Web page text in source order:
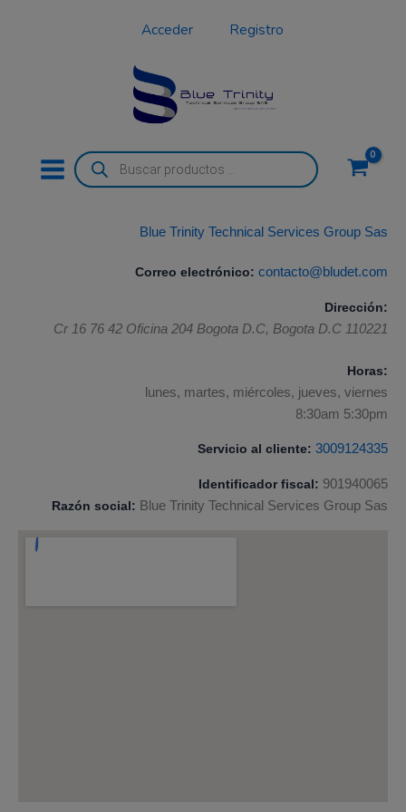
Acceder Registro
Búsqueda
de
productos
Blue Trinity Technical Services Group Sas
Correo electrónico: contacto@bludet.com
Dirección:
Cr 16 76 42 Oficina 204 Bogota D.C, Bogota D.C 110221
Horas:
lunes, martes, miércoles, jueves, viernes
8:30am 5:30pm
Servicio al cliente: 3009124335
Identificador fiscal: 901940065
Razón social: Blue Trinity Technical Services Group Sas